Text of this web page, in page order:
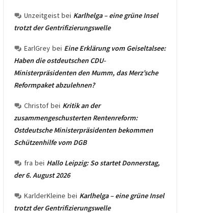
Unzeitgeist bei Karlhelga – eine grüne Insel
trotzt der Gentrifizierungswelle
EarlGrey bei Eine Erklärung vom Geiseltalsee:
Haben die ostdeutschen CDU-
Ministerpräsidenten den Mumm, das Merz’sche
Reformpaket abzulehnen?
Christof bei Kritik an der
zusammengeschusterten Rentenreform:
Ostdeutsche Ministerpräsidenten bekommen
Schützenhilfe vom DGB
fra bei Hallo Leipzig: So startet Donnerstag,
der 6. August 2026
KarlderKleine bei Karlhelga – eine grüne Insel
trotzt der Gentrifizierungswelle